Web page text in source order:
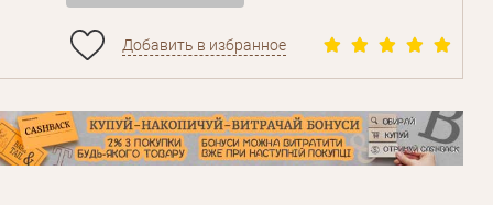
Добавить в избранное